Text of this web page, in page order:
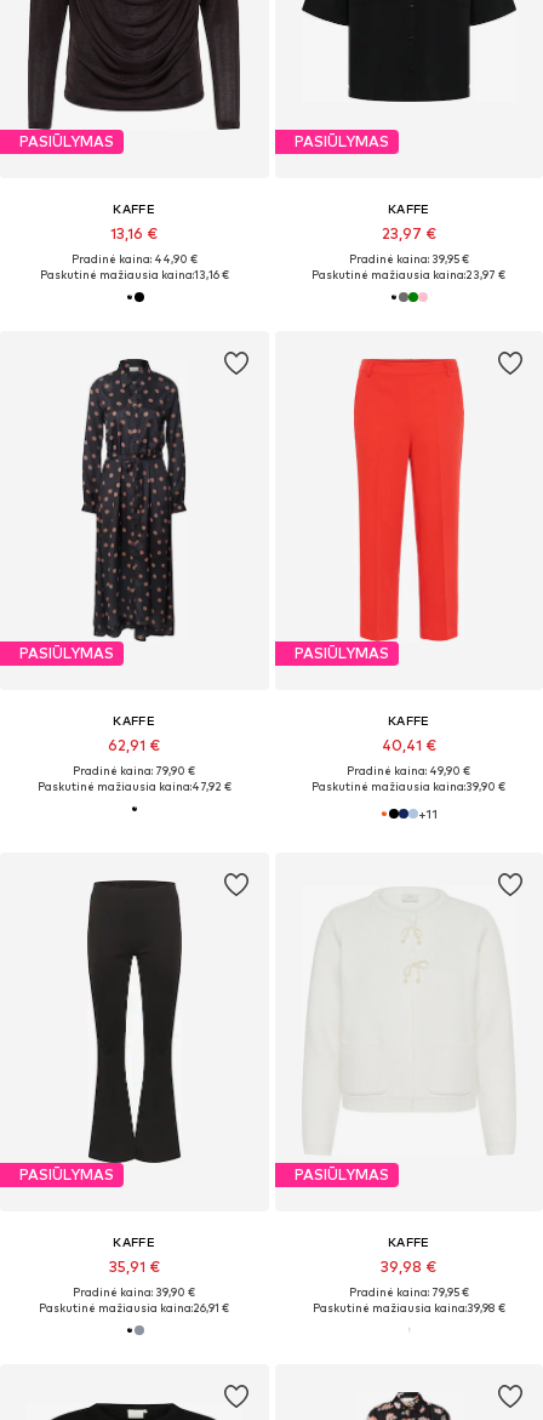
PASIŪLYMAS
KAFFE
13,16 €
Pradinė kaina: 44,90 €
Paskutinė mažiausia kaina:13,16 €
PASIŪLYMAS
KAFFE
23,97 €
Pradinė kaina: 39,95 €
Paskutinė mažiausia kaina:23,97 €
PASIŪLYMAS
KAFFE
62,91 €
Pradinė kaina: 79,90 €
Paskutinė mažiausia kaina:47,92 €
PASIŪLYMAS
KAFFE
40,41 €
Pradinė kaina: 49,90 €
Paskutinė mažiausia kaina:39,90 €
+11
PASIŪLYMAS
KAFFE
35,91 €
Pradinė kaina: 39,90 €
Paskutinė mažiausia kaina:26,91 €
PASIŪLYMAS
KAFFE
39,98 €
Pradinė kaina: 79,95 €
Paskutinė mažiausia kaina:39,98 €